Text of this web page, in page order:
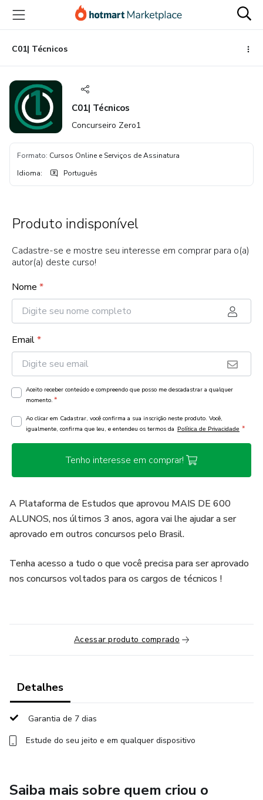
para
conteúdo
principal
para
pagamento
para
rodapé
C01| Técnicos
C01| Técnicos
Concurseiro Zero1
Formato: Cursos Online e Serviços de Assinatura
Idioma: Português
Produto indisponível
Cadastre-se e mostre seu interesse em comprar para o(a)
autor(a) deste curso!
Nome *
Email*
Aceito receber conteúdo e compreendo que posso me descadastrar a qualquer
momento. *
Ao clicar em Cadastrar, você confirma a sua inscrição neste produto. Você,
igualmente, confirma que leu, e entendeu os termos da Política de Privacidade *
Tenho interesse em comprar!
A Plataforma de Estudos que aprovou MAIS DE 600
ALUNOS, nos últimos 3 anos, agora vai lhe ajudar a ser
aprovado em outros concursos pelo Brasil.
Tenha acesso a tudo o que você precisa para ser aprovado
nos concursos voltados para os cargos de técnicos !
Acessar produto comprado
Detalhes
Garantia de 7 dias
Estude do seu jeito e em qualquer dispositivo
Saiba mais sobre quem criou o